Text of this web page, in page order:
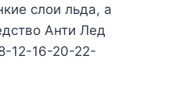
слои льда, а
Анти Лед
12-16-20-22-